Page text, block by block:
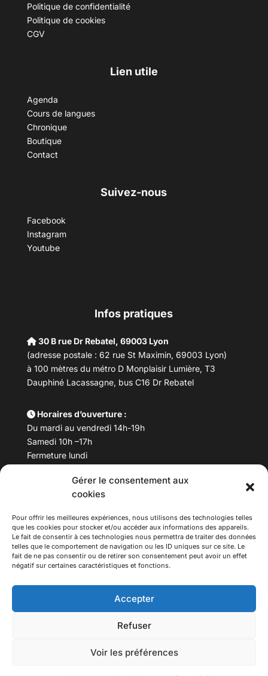
Gérer le consentement aux
cookies
Pour offrir les meilleures expériences, nous utilisons des technologies telles
que les cookies pour stocker et/ou accéder aux informations des appareils.
Le fait de consentir à ces technologies nous permettra de traiter des données
telles que le comportement de navigation ou les ID uniques sur ce site. Le
fait de ne pas consentir ou de retirer son consentement peut avoir un effet
négatif sur certaines caractéristiques et fonctions.
Accepter
Refuser
Voir les préférences
Politique de confidentialité
Politique de cookies
CGV
Lien utile
Agenda
Cours de langues
Chronique
Boutique
Contact
Suivez-nous
Facebook
Instagram
Youtube
Infos pratiques
30 B rue Dr Rebatel, 69003 Lyon
(adresse postale : 62 rue St Maximin, 69003 Lyon)
à 100 mètres du métro D Monplaisir Lumière, T3
Dauphiné Lacassagne, bus C16 Dr Rebatel
Horaires d’ouverture :
Du mardi au vendredi 14h-19h
Samedi 10h –17h
Fermeture lundi
Téléphone : 04 78 53 06 40
maisondesculturesasiatiques@asiexpo.com
Tous droits réservés.